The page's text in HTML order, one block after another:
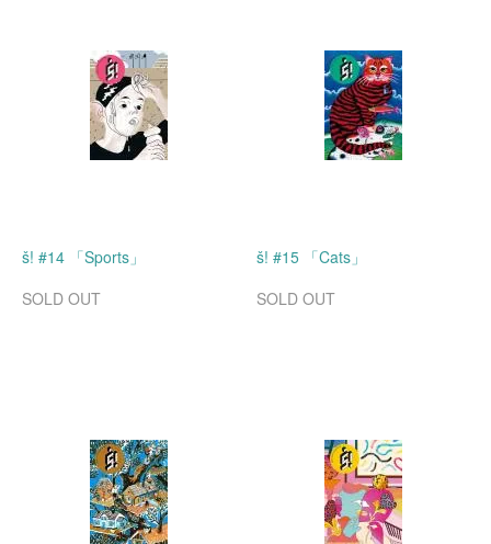
š! #14 「Sports」
SOLD OUT
š! #15 「Cats」
SOLD OUT